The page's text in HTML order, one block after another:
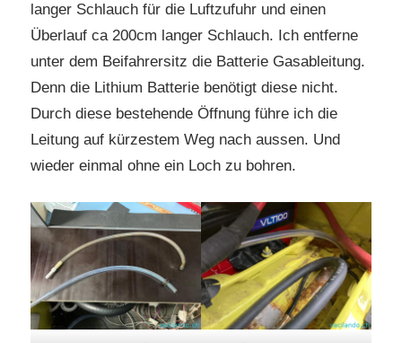
langer Schlauch für die Luftzufuhr und einen
Überlauf ca 200cm langer Schlauch. Ich entferne
unter dem Beifahrersitz die Batterie Gasableitung.
Denn die Lithium Batterie benötigt diese nicht.
Durch diese bestehende Öffnung führe ich die
Leitung auf kürzestem Weg nach aussen. Und
wieder einmal ohne ein Loch zu bohren.